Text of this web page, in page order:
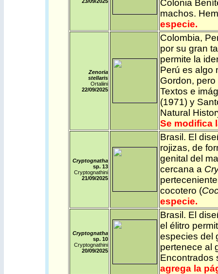
Colonia
machos.
especie.
Zenoria
stellaris
Ortaliini
22/09/2025
Colombia,
por su gran
permite la
Perú es algo
Gordon,
Textos e
(1971) y
Natural
Se modifica
Cryptognatha
sp. 13
Cryptognathini
21/09/2025
Brasil . El
rojizas, de
genital del
cercana a
cocotero (
especie.
Cryptognatha
sp. 10
Cryptognathini
20/09/2025
Brasil . El
el élitro
especies del
pertenece al
Encontrados
agrega la